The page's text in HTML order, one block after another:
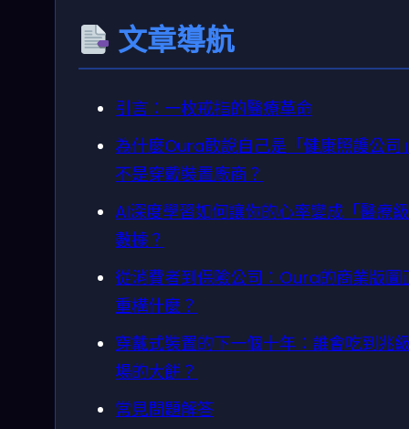
文章導航
引言：一枚戒指的醫療革命
為什麼Oura敢說自己是「健康照護公司
不是穿戴裝置廠商？
AI深度學習如何讓你的心率變成「醫療
數據？
從消費者到保險公司：Oura的商業版圖
重構什麼？
穿戴式裝置的下一個十年：誰會吃到兆
場的大餅？
常見問題解答